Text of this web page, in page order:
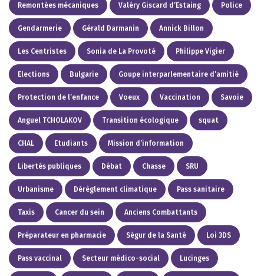
Remontées mécaniques Valéry Giscard d’Estaing Police
Gendarmerie Gérald Darmanin Annick Billon
Les Centristes Sonia de La Provoté Philippe Vigier
Elections Bulgarie Goupe interparlementaire d’amitié
Protection de l’enfance Voeux Vaccination Savoie
Anguel TCHOLAKOV Transition écologique squat
CHAL Etudiants Mission d’information
Libertés publiques Débat Chasse SRU
Urbanisme Dérèglement climatique Pass sanitaire
Taxis Cancer du sein Anciens Combattants
Préparateur en pharmacie Ségur de la Santé Loi 3DS
Pass vaccinal Secteur médico-social Lucinges